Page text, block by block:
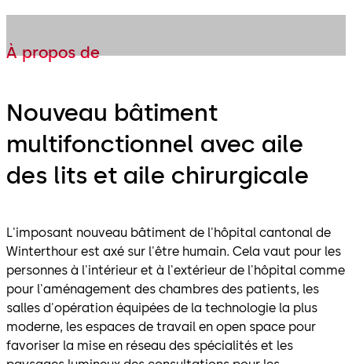
À propos de
Nouveau bâtiment
multifonctionnel avec aile
des lits et aile chirurgicale
L'imposant nouveau bâtiment de l'hôpital cantonal de
Winterthour est axé sur l'être humain. Cela vaut pour les
personnes à l'intérieur et à l'extérieur de l'hôpital comme
pour l'aménagement des chambres des patients, les
salles d'opération équipées de la technologie la plus
moderne, les espaces de travail en open space pour
favoriser la mise en réseau des spécialités et les